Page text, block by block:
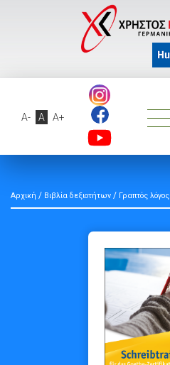
A- A A+
Αρχική / Βιβλία δεξιοτήτων / Γραπτός λόγος